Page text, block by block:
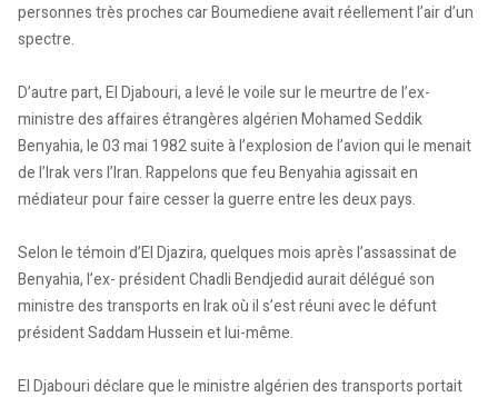
personnes très proches car Boumediene avait réellement l’air d’un
spectre.
D’autre part, El Djabouri, a levé le voile sur le meurtre de l’ex-
ministre des affaires étrangères algérien Mohamed Seddik
Benyahia, le 03 mai 1982 suite à l’explosion de l’avion qui le menait
de l’Irak vers l’Iran. Rappelons que feu Benyahia agissait en
médiateur pour faire cesser la guerre entre les deux pays.
Selon le témoin d’El Djazira, quelques mois après l’assassinat de
Benyahia, l’ex- président Chadli Bendjedid aurait délégué son
ministre des transports en Irak où il s’est réuni avec le défunt
président Saddam Hussein et lui-même.
El Djabouri déclare que le ministre algérien des transports portait